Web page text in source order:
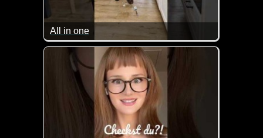
All in one
Sehr praktisch so ein tierischer Wisch- und